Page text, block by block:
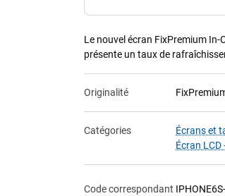
Le nouvel écran FixPremium
présente un taux de
Originalité
Catégories Écrans et
Écran
Code correspondant